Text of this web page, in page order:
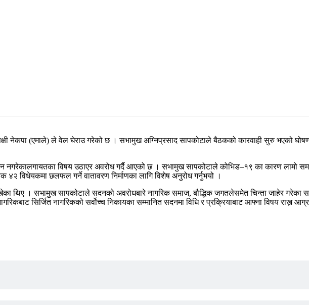
नेकपा (एमाले) ले वेल घेराउ गरेको छ । सभामुख अग्निप्रसाद सापकोटाले बैठकको कारवाही सुरु भएको
विषय उठाएर अवरोध गर्दै आएको छ । सभामुख सापकोटाले कोभिड–१९ का कारण लामो
विधेयकमा छलफल गर्ने वातावरण निर्माणका लागि विशेष अनुरोध गर्नुभयो ।
थिए । सभामुख सापकोटाले सदनको अवरोधबारे नागरिक समाज, बौद्धिक जगतलेसमेत चिन्ता जाहेर गरेका
सिर्जित नागरिकको सर्वाेच्च निकायका सम्मानित सदनमा विधि र प्रक्रियाबाट आफ्ना विषय राख्न